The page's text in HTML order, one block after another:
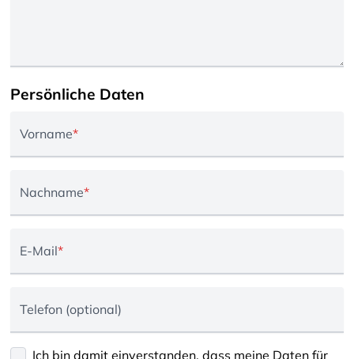
Persönliche Daten
Vorname*
Nachname*
E-Mail*
Telefon (optional)
Ich bin damit einverstanden, dass meine Daten für